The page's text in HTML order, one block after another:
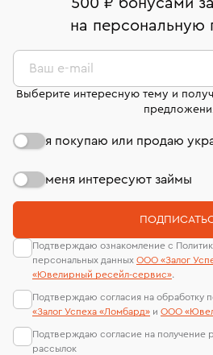
комиссионных украшений и
странице«Возврат украшений»
Срок бронирования украшения
Система быстрых
В кредит от Т-Банка (до 50
На особо ценные изделия
сертификаты МГУ и других
лабораторий
500 ₽ бонусами
на персональную
Ваш e-mail
Выберите интересную тему и
я покупаю или продаю
меня интересуют займы
Подтверждаю ознакомление с
персональных данных ООО «Залог
«Ювелирный ресейл-сервиc».
Подтверждаю согласия на обработку
«Залог Успеха «Ломбард» и ООО
Подтверждаю согласие на получение
рассылок